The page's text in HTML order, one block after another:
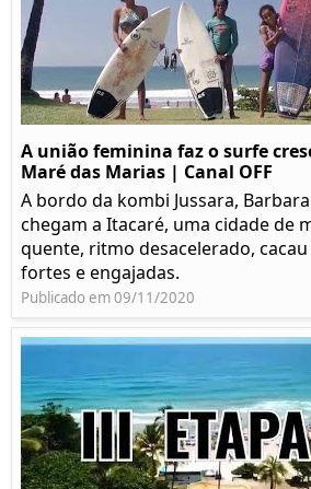
A união feminina faz o surfe
Maré das Marias | Canal OFF
A bordo da kombi Jussara,
chegam a Itacaré, uma cidade de
quente, ritmo desacelerado,
fortes e engajadas.
Publicado em 09/11/2020